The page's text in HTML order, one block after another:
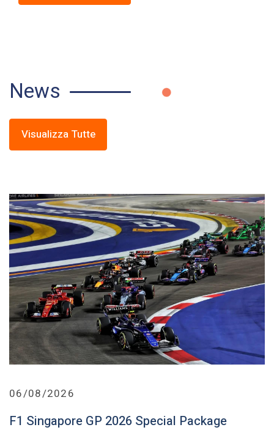
News
Visualizza Tutte
06/08/2026
F1 Singapore GP 2026 Special Package